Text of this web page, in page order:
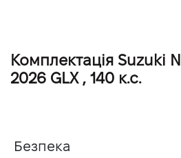
Комплектація Suzuki
2026 GLX , 140 к.с.
Безпека